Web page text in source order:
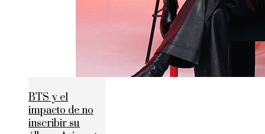
BTS y el
impacto de no
inscribir su